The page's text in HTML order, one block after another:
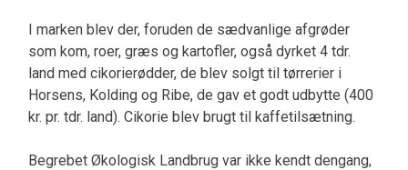
I marken blev der, foruden de sædvanlige afgrøder
som kom, roer, græs og kartofler, også dyrket 4 tdr.
land med cikorierødder, de blev solgt til tørrerier i
Horsens, Kolding og Ribe, de gav et godt udbytte (400
kr. pr. tdr. land). Cikorie blev brugt til kaffetilsætning.
Begrebet Økologisk Landbrug var ikke kendt dengang,